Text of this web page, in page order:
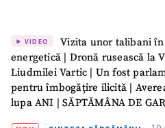
VIDEO
Vizita unor talibani
energetică | Dronă rusească la
Liudmilei Vartic | Un fost
pentru îmbogățire ilicită |
lupa ANI | SĂPTĂMÂNA DE